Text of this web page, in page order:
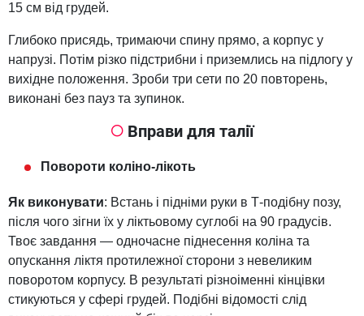
15 см від грудей.
Глибоко присядь, тримаючи спину прямо, а корпус у
напрузі. Потім різко підстрибни і приземлись на підлогу у
вихідне положення. Зроби три сети по 20 повторень,
виконані без пауз та зупинок.
Вправи для талії
Повороти коліно-лікоть
Як виконувати: Встань і підніми руки в Т-подібну позу,
після чого зігни їх у ліктьовому суглобі на 90 градусів.
Твоє завдання — одночасне піднесення коліна та
опускання ліктя протилежної сторони з невеликим
поворотом корпусу. В результаті різноіменні кінцівки
стикуються у сфері грудей. Подібні відомості слід